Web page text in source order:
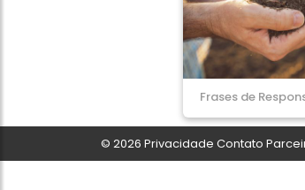
Frases de
© 2026 Privacidade Contato